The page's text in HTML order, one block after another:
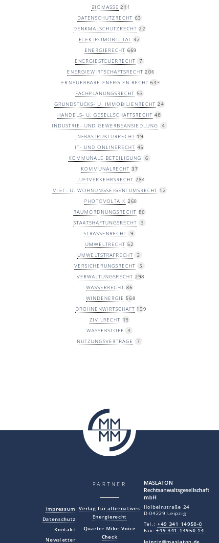
BIOMASSE 211
DATENSCHUTZRECHT 63
DENKMALSCHUTZRECHT 22
ELEKTROMOBILITÄT 32
ENERGIERECHT 669
ENERGIESTEUERRECHT
7
ENERGIEWIRTSCHAFTSRECHT 206
ERNEUERBARE-ENERGIEN-RECHT 643
FACHPLANUNGSRECHT 53
GRUNDSTÜCKS- U. IMMOBILIENRECHT 24
HANDELS- U. GESELLSCHAFTSRECHT 48
INDUSTRIE- UND GEWERBEANSIEDLUNG
4
INFRASTRUKTURRECHT 19
IT- UND ONLINERECHT 45
KOMMUNALE BETEILIGUNG
6
KOMMUNALRECHT 37
LUFTVERKEHRSRECHT 284
MIET- U. WOHNUNGSEIGENTUMSRECHT 12
PHOTOVOLTAIK 268
RAUMORDNUNGSRECHT 86
STAATSHAFTUNGSRECHT
3
STRASSENRECHT
9
UMWELTRECHT 52
UMWELTSTRAFRECHT
3
VERSICHERUNGSRECHT
5
VERWALTUNGSRECHT 298
WASSERRECHT 86
WINDENERGIE 568
DROHNENWIRTSCHAFT 199
ZIVILRECHT 19
WASSERSTOFF
4
NUTZUNGSVERTRÄGE
7
Impressum
Datenschutz
Kontakt
Newsletter
PARTNER
Verlag für alternatives
Energierecht
Quarter Mike Voice
Check
MAS LA TON
Rechtsanwaltsgesellschaft
mbH
Holbeinstraße 24
D-04229 Leipzig
Tel.: +49 341 14950-0
Fax:+49 341 14950-14